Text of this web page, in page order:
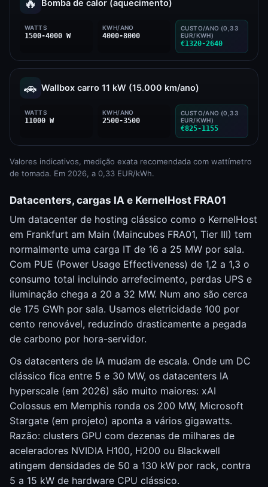
Bomba de calor (aquecimento)
WATTS
1500-4000 W
KWH/ANO
4000-8000
CUSTO/ANO (0,33
EUR/KWH)
€1320-2640
🚗 Wallbox carro 11 kW (15.000 km/ano)
WATTS
11000 W
KWH/ANO
2500-3500
CUSTO/ANO (0,33
EUR/KWH)
€825-1155
Valores indicativos, medição exata recomendada com wattímetro
de tomada. Em 2026, a 0,33 EUR/kWh.
Datacenters, cargas IA e KernelHost FRA01
Um datacenter de hosting clássico como o KernelHost
em Frankfurt am Main (Maincubes FRA01, Tier III) tem
normalmente uma carga IT de 16 a 25 MW por sala.
Com PUE (Power Usage Effectiveness) de 1,2 a 1,3 o
consumo total incluindo arrefecimento, perdas UPS e
iluminação chega a 20 a 32 MW. Num ano são cerca
de 175 GWh por sala. Usamos eletricidade 100 por
cento renovável, reduzindo drasticamente a pegada
de carbono por hora-servidor.
Os datacenters de IA mudam de escala. Onde um DC
clássico fica entre 5 e 30 MW, os datacenters IA
hyperscale (em 2026) são muito maiores: xAI
Colossus em Memphis ronda os 200 MW, Microsoft
Stargate (em projeto) aponta a vários gigawatts.
Razão: clusters GPU com dezenas de milhares de
aceleradores NVIDIA H100, H200 ou Blackwell
atingem densidades de 50 a 130 kW por rack, contra
5 a 15 kW de hardware CPU clássico.